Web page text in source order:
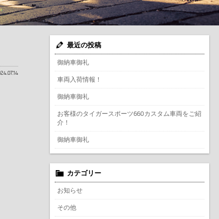
最近の投稿
御納車御礼
車両入荷情報！
御納車御礼
お客様のタイガースポーツ660カスタム車両をご紹
介！
御納車御礼
カテゴリー
お知らせ
その他